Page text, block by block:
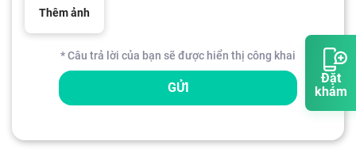
Đặt
khám
Thêm ảnh
* Câu trả lời của bạn sẽ được hiển thị công khai
GỬI